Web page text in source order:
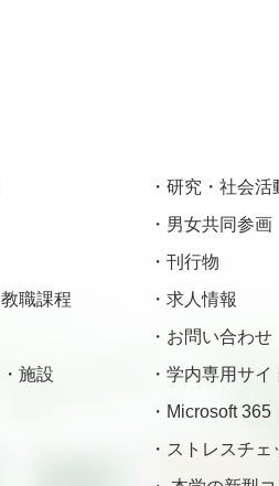
職課程
施設
研究・社会活
男女共同参画
刊行物
求人情報
お問い合わせ
学内専用サイ
Microsoft 365
ストレスチェ